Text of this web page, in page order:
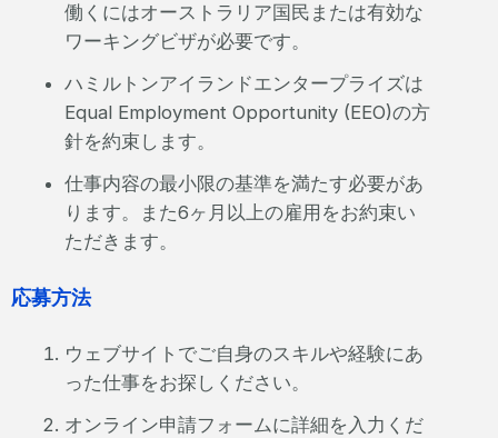
働くにはオーストラリア国民または有効な
ワーキングビザが必要です。
ハミルトンアイランドエンタープライズは
Equal Employment Opportunity (EEO)の方
針を約束します。
仕事内容の最小限の基準を満たす必要があ
ります。また6ヶ月以上の雇用をお約束い
ただきます。
応募方法
ウェブサイトでご自身のスキルや経験にあ
った仕事をお探しください。
オンライン申請フォームに詳細を入力くだ